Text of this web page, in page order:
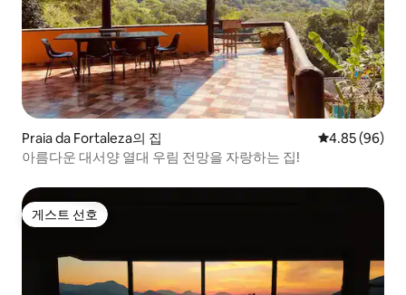
Praia da Fortaleza의 집 평점 4.85점(5
4.85 (96)
아름다운 대서양 열대 우림 전망을 자랑하는 집!
게스트 선호
게스트 선호